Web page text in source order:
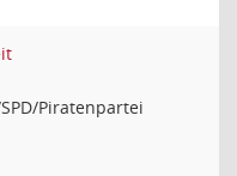
Piratenpartei